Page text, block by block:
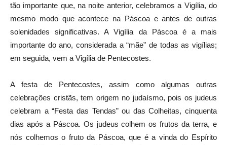
tão importante que, na noite anterior, celebramos a Vigília, do
mesmo modo que acontece na Páscoa e antes de outras
solenidades significativas. A Vigília da Páscoa é a mais
importante do ano, considerada a “mãe” de todas as vigílias;
em seguida, vem a Vigília de Pentecostes.
A festa de Pentecostes, assim como algumas outras
celebrações cristãs, tem origem no judaísmo, pois os judeus
celebram a “Festa das Tendas” ou das Colheitas, cinquenta
dias após a Páscoa. Os judeus colhem os frutos da terra, e
nós colhemos o fruto da Páscoa, que é a vinda do Espírito